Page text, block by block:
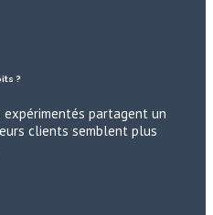
?
partagent un
clients semblent plus